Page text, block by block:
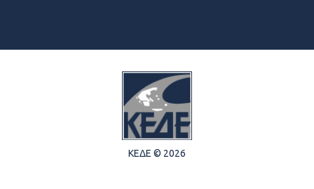
ΚΕΔΕ © 2026